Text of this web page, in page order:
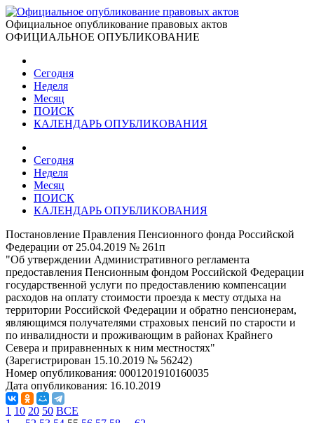
Официальное опубликование правовых актов
ОФИЦИАЛЬНОЕ ОПУБЛИКОВАНИЕ
Сегодня
Неделя
Месяц
ПОИСК
КАЛЕНДАРЬ ОПУБЛИКОВАНИЯ
Сегодня
Неделя
Месяц
ПОИСК
КАЛЕНДАРЬ ОПУБЛИКОВАНИЯ
Постановление Правления Пенсионного фонда Российской
Федерации от 25.04.2019 № 261п
"Об утверждении Административного регламента
предоставления Пенсионным фондом Российской Федерации
государственной услуги по предоставлению компенсации
расходов на оплату стоимости проезда к месту отдыха на
территории Российской Федерации и обратно пенсионерам,
являющимся получателями страховых пенсий по старости и
по инвалидности и проживающим в районах Крайнего
Севера и приравненных к ним местностях"
(Зарегистрирован 15.10.2019 № 56242)
Номер опубликования: 0001201910160035
Дата опубликования: 16.10.2019
1 10 20 50 ВСЕ